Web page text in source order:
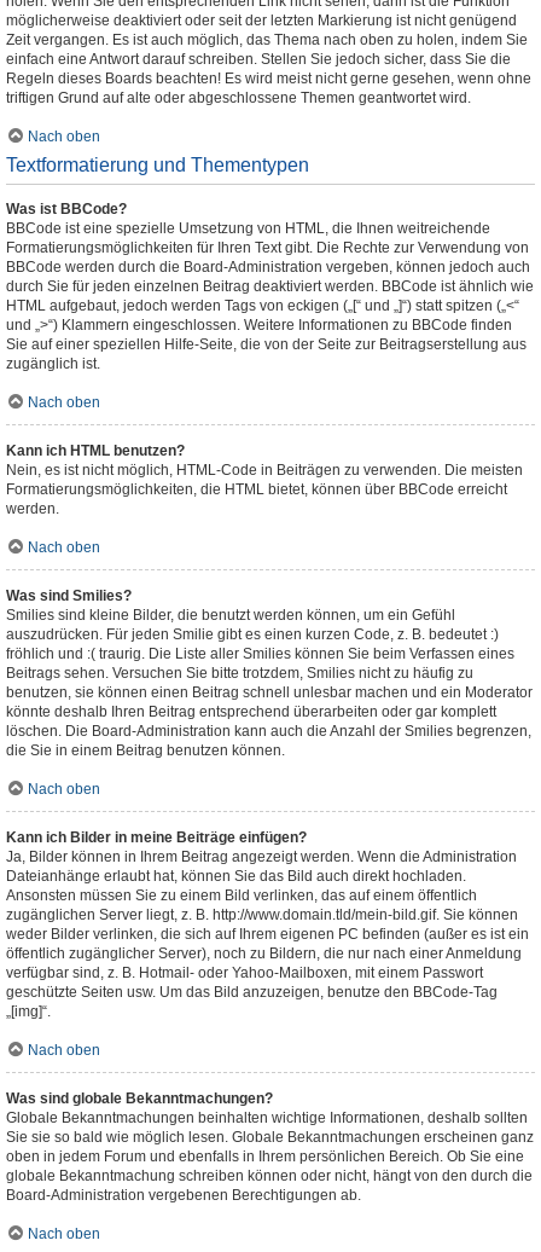
möglicherweise deaktiviert oder seit der letzten Markierung ist nicht genügend
Zeit vergangen. Es ist auch möglich, das Thema nach oben zu holen, indem Sie
einfach eine Antwort darauf schreiben. Stellen Sie jedoch sicher, dass Sie die
Regeln dieses Boards beachten! Es wird meist nicht gerne gesehen, wenn ohne
triftigen Grund auf alte oder abgeschlossene Themen geantwortet wird.
Nach oben
Textformatierung und Thementypen
Was ist BBCode?
BBCode ist eine spezielle Umsetzung von HTML, die Ihnen weitreichende
Formatierungsmöglichkeiten für Ihren Text gibt. Die Rechte zur Verwendung von
BBCode werden durch die Board-Administration vergeben, können jedoch auch
durch Sie für jeden einzelnen Beitrag deaktiviert werden. BBCode ist ähnlich wie
HTML aufgebaut, jedoch werden Tags von eckigen („[“ und „]“) statt spitzen („<“
und „>“) Klammern eingeschlossen. Weitere Informationen zu BBCode finden
Sie auf einer speziellen Hilfe-Seite, die von der Seite zur Beitragserstellung aus
zugänglich ist.
Nach oben
Kann ich HTML benutzen?
Nein, es ist nicht möglich, HTML-Code in Beiträgen zu verwenden. Die meisten
Formatierungsmöglichkeiten, die HTML bietet, können über BBCode erreicht
werden.
Nach oben
Was sind Smilies?
Smilies sind kleine Bilder, die benutzt werden können, um ein Gefühl
auszudrücken. Für jeden Smilie gibt es einen kurzen Code, z. B. bedeutet :)
fröhlich und :( traurig. Die Liste aller Smilies können Sie beim Verfassen eines
Beitrags sehen. Versuchen Sie bitte trotzdem, Smilies nicht zu häufig zu
benutzen, sie können einen Beitrag schnell unlesbar machen und ein Moderator
könnte deshalb Ihren Beitrag entsprechend überarbeiten oder gar komplett
löschen. Die Board-Administration kann auch die Anzahl der Smilies begrenzen,
die Sie in einem Beitrag benutzen können.
Nach oben
Kann ich Bilder in meine Beiträge einfügen?
Ja, Bilder können in Ihrem Beitrag angezeigt werden. Wenn die Administration
Dateianhänge erlaubt hat, können Sie das Bild auch direkt hochladen.
Ansonsten müssen Sie zu einem Bild verlinken, das auf einem öffentlich
zugänglichen Server liegt, z. B. http://www.domain.tld/mein-bild.gif. Sie können
weder Bilder verlinken, die sich auf Ihrem eigenen PC befinden (außer es ist ein
öffentlich zugänglicher Server), noch zu Bildern, die nur nach einer Anmeldung
verfügbar sind, z. B. Hotmail- oder Yahoo-Mailboxen, mit einem Passwort
geschützte Seiten usw. Um das Bild anzuzeigen, benutze den BBCode-Tag
„[img]“.
Nach oben
Was sind globale Bekanntmachungen?
Globale Bekanntmachungen beinhalten wichtige Informationen, deshalb sollten
Sie sie so bald wie möglich lesen. Globale Bekanntmachungen erscheinen ganz
oben in jedem Forum und ebenfalls in Ihrem persönlichen Bereich. Ob Sie eine
globale Bekanntmachung schreiben können oder nicht, hängt von den durch die
Board-Administration vergebenen Berechtigungen ab.
Nach oben